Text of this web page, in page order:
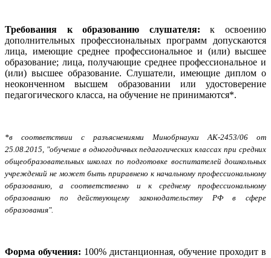
Требования к образованию слушателя: к освоению
дополнительных профессиональных программ допускаются
лица, имеющие среднее профессиональное и (или) высшее
образование; лица, получающие среднее профессиональное и
(или) высшее образование. Слушатели, имеющие диплом о
неоконченном высшем образовании или удостоверение
педагогического класса, на обучение не принимаются*.
*в соответствии с разъяснениями Минобрнауки АК-2453/06 от
25.08.2015, "обучение в одногодичных педагогических классах при средних
общеобразовательных школах по подготовке воспитателей дошкольных
учреждений не может быть приравнено к начальному профессиональному
образованию, а соответственно и к среднему профессиональному
образованию по действующему законодательству РФ в сфере
образования".
Форма обучения: 100% дистанционная, обучение проходит в